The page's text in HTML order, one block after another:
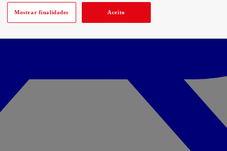
Mostrar finalidades Aceito